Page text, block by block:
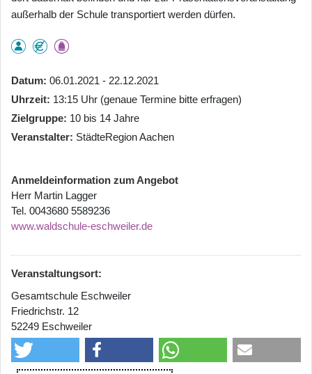
außerhalb der Schule transportiert werden dürfen.
Datum 06.01.2021 - 22.12.2021
Uhrzeit 13:15 Uhr (genaue Termine bitte erfragen)
Zielgruppe 10 bis 14 Jahre
Veranstalter StädteRegion Aachen
Anmeldeinformation zum Angebot
Herr Martin Lagger
Tel. 0043680 5589236
www.waldschule-eschweiler.de
Veranstaltungsort:
Gesamtschule Eschweiler
Friedrichstr. 12
52249 Eschweiler